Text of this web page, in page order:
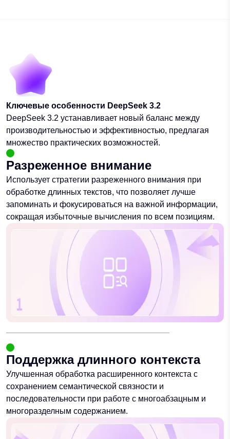
Ключевые особенности DeepSeek 3.2
DeepSeek 3.2 устанавливает новый баланс между
производительностью и эффективностью, предлагая
множество практических возможностей.
Разреженное внимание
Использует стратегии разреженного внимания при
обработке длинных текстов, что позволяет лучше
запоминать и фокусироваться на важной информации,
сокращая избыточные вычисления по всем позициям.
Поддержка длинного контекста
Улучшенная обработка расширенного контекста с
сохранением семантической связности и
последовательности при работе с многоабзацным и
многоразделным содержанием.